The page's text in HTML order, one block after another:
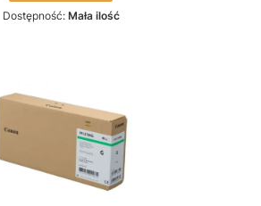
Dostępność: Mała ilość